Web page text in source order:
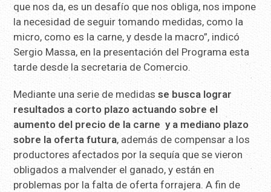
que nos da, es un desafío que nos obliga, nos impone
la necesidad de seguir tomando medidas, como la
micro, como es la carne, y desde la macro”, indicó
Sergio Massa, en la presentación del Programa esta
tarde desde la secretaria de Comercio.
Mediante una serie de medidasse busca lograr
resultados a corto plazo actuando sobre el
aumento del precio de la carne y a mediano plazo
sobre la oferta futura, además de compensar a los
productores afectados por la sequía que se vieron
obligados a malvender el ganado, y están en
problemas por la falta de oferta forrajera. A fin de